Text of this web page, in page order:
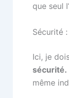
que seul
Sécurité
Ici, je
sécurité.
même